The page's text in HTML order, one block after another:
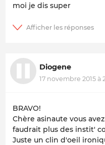
moi je dis super
Diogene
17 novembre 2015 à
BRAVO!
Chère asinaute vous
faudrait plus des instit'
Juste un clin d'oeil